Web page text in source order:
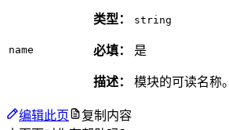
name
类型： string
必填： 是
描述： 模块的可读名称。
编辑此页
复制内容